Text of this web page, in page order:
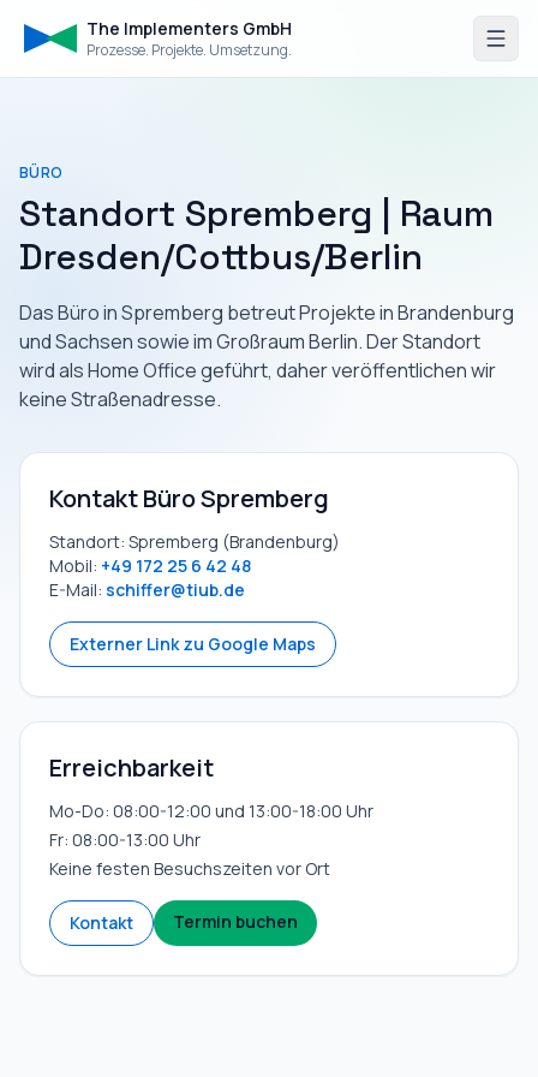
The Implementers GmbH
Prozesse. Projekte. Umsetzung.
BÜRO
Standort Spremberg | Raum
Dresden/Cottbus/Berlin
Das Büro in Spremberg betreut Projekte in Brandenburg
und Sachsen sowie im Großraum Berlin. Der Standort
wird als Home Office geführt, daher veröffentlichen wir
keine Straßenadresse.
Kontakt Büro Spremberg
Standort: Spremberg (Brandenburg)
Mobil: +49 172 25 6 42 48
E-Mail: schiffer@tiub.de
Externer Link zu Google Maps
Erreichbarkeit
Mo-Do: 08:00-12:00 und 13:00-18:00 Uhr
Fr: 08:00-13:00 Uhr
Keine festen Besuchszeiten vor Ort
Kontakt Termin buchen